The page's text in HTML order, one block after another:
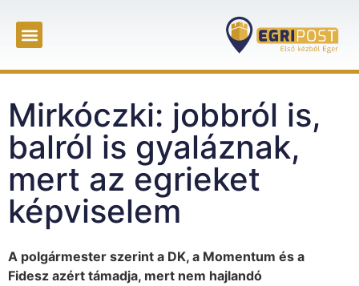
Mirkóczki: jobbról is,
balról is gyaláznak,
mert az egrieket
képviselem
A polgármester szerint a DK, a Momentum és a
Fidesz azért támadja, mert nem hajlandó